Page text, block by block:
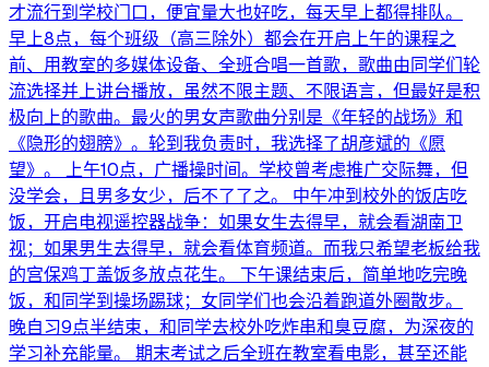
才流行到学校门口，便宜量大也好吃，每天早上都得排队。
早上8点，每个班级（高三除外）都会在开启上午的课程之
前、用教室的多媒体设备、全班合唱一首歌，歌曲由同学们轮
流选择并上讲台播放，虽然不限主题、不限语言，但最好是积
极向上的歌曲。最火的男女声歌曲分别是《年轻的战场》和
《隐形的翅膀》。轮到我负责时，我选择了胡彦斌的《愿
望》。 上午10点，广播操时间。学校曾考虑推广交际舞，但
没学会，且男多女少，后不了了之。 中午冲到校外的饭店吃
饭，开启电视遥控器战争：如果女生去得早，就会看湖南卫
视；如果男生去得早，就会看体育频道。而我只希望老板给我
的宫保鸡丁盖饭多放点花生。 下午课结束后，简单地吃完晚
饭，和同学到操场踢球；女同学们也会沿着跑道外圈散步。
晚自习9点半结束，和同学去校外吃炸串和臭豆腐，为深夜的
学习补充能量。 期末考试之后全班在教室看电影，甚至还能